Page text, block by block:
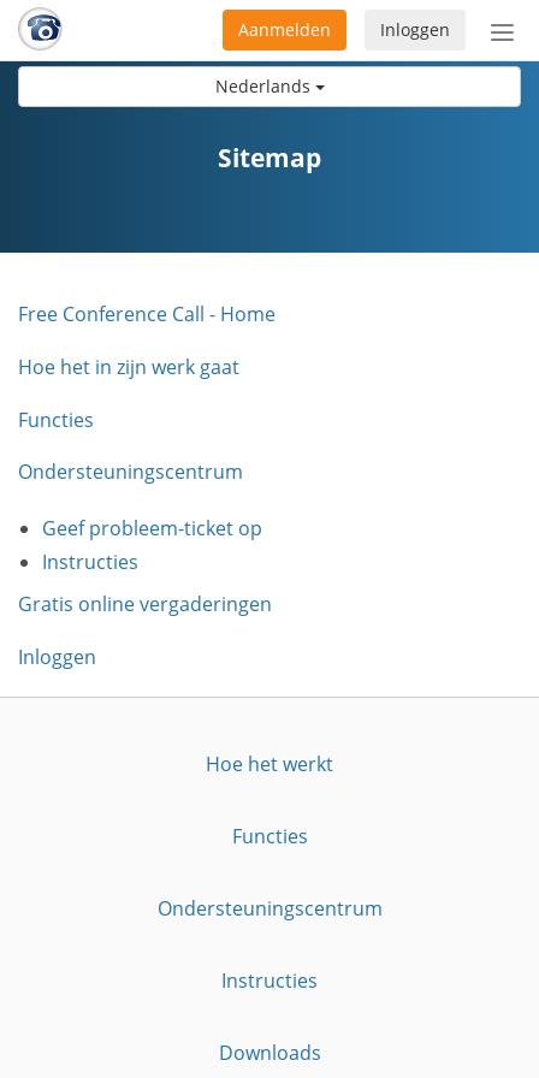
Nederlands
Inloggen
Aanmelden
Sitemap
Free Conference Call - Home
Hoe het in zijn werk gaat
Functies
Ondersteuningscentrum
Geef probleem-ticket op
Instructies
Gratis online vergaderingen
Inloggen
Hoe het werkt
Functies
Ondersteuningscentrum
Instructies
Downloads